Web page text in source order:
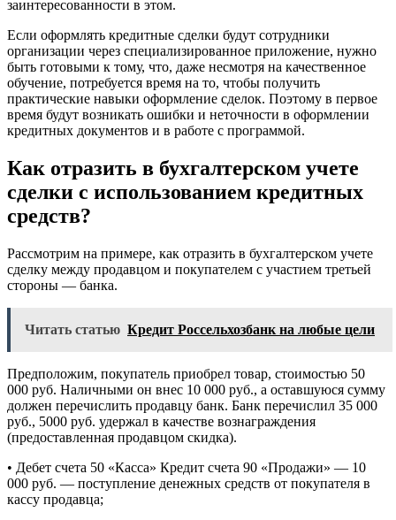
заинтересованности в этом.
Если оформлять кредитные сделки будут сотрудники
организации через специализированное приложение, нужно
быть готовыми к тому, что, даже несмотря на качественное
обучение, потребуется время на то, чтобы получить
практические навыки оформление сделок. Поэтому в первое
время будут возникать ошибки и неточности в оформлении
кредитных документов и в работе с программой.
Как отразить в бухгалтерском учете
сделки с использованием кредитных
средств?
Рассмотрим на примере, как отразить в бухгалтерском учете
сделку между продавцом и покупателем с участием третьей
стороны — банка.
Читать статью Кредит Россельхозбанк на любые цели
Предположим, покупатель приобрел товар, стоимостью 50
000 руб. Наличными он внес 10 000 руб., а оставшуюся сумму
должен перечислить продавцу банк. Банк перечислил 35 000
руб., 5000 руб. удержал в качестве вознаграждения
(предоставленная продавцом скидка).
• Дебет счета 50 «Касса» Кредит счета 90 «Продажи» — 10
000 руб. — поступление денежных средств от покупателя в
кассу продавца;